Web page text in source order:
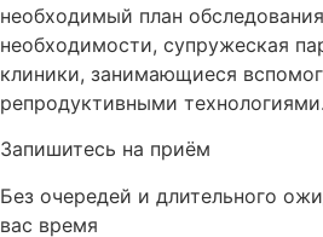
необходимый план
необходимости, супружеская
клиники, занимающиеся
репродуктивными технологиями.
Запишитесь на приём
Без очередей и длительного
вас время